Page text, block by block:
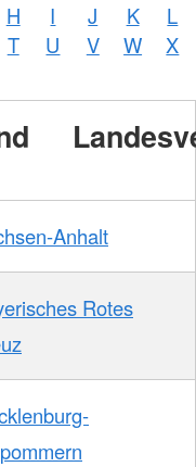
H I J K
L
T U V W
X
Anhalt
Rotes